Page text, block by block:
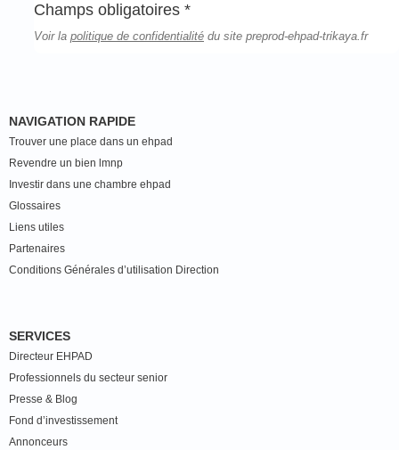
Champs obligatoires *
Voir la politique de confidentialité du site preprod-ehpad-trikaya.fr
NAVIGATION RAPIDE
Trouver une place dans un ehpad
Revendre un bien lmnp
Investir dans une chambre ehpad
Glossaires
Liens utiles
Partenaires
Conditions Générales d’utilisation Direction
SERVICES
Directeur EHPAD
Professionnels du secteur senior
Presse & Blog
Fond d’investissement
Annonceurs